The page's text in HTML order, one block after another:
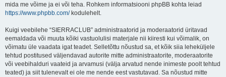
mida me võime ja ei või teha. Rohkem informatsiooni phpBB kohta leiad
https://www.phpbb.com/kodulehelt.
Kuigi veebilehe “SIERRACLUB” administraatorid ja moderaatorid üritavad
eemaldada või muuta kõiki vastuolulisi materjale nii kiiresti kui võimalik, on
võimatu üle vaadata igat teadet. Selletõttu nõustud sa, et kõik siia leheküljele
tehtud postitused väljendavad autorite mitte administraatorite, moderaatorite
või veebihalduri vaateid ja arvamusi (välja arvatud nende inimeste poolt tehtud
teated) ja siit tulenevalt ei ole me nende eest vastutavad. Sa nõustud mitte